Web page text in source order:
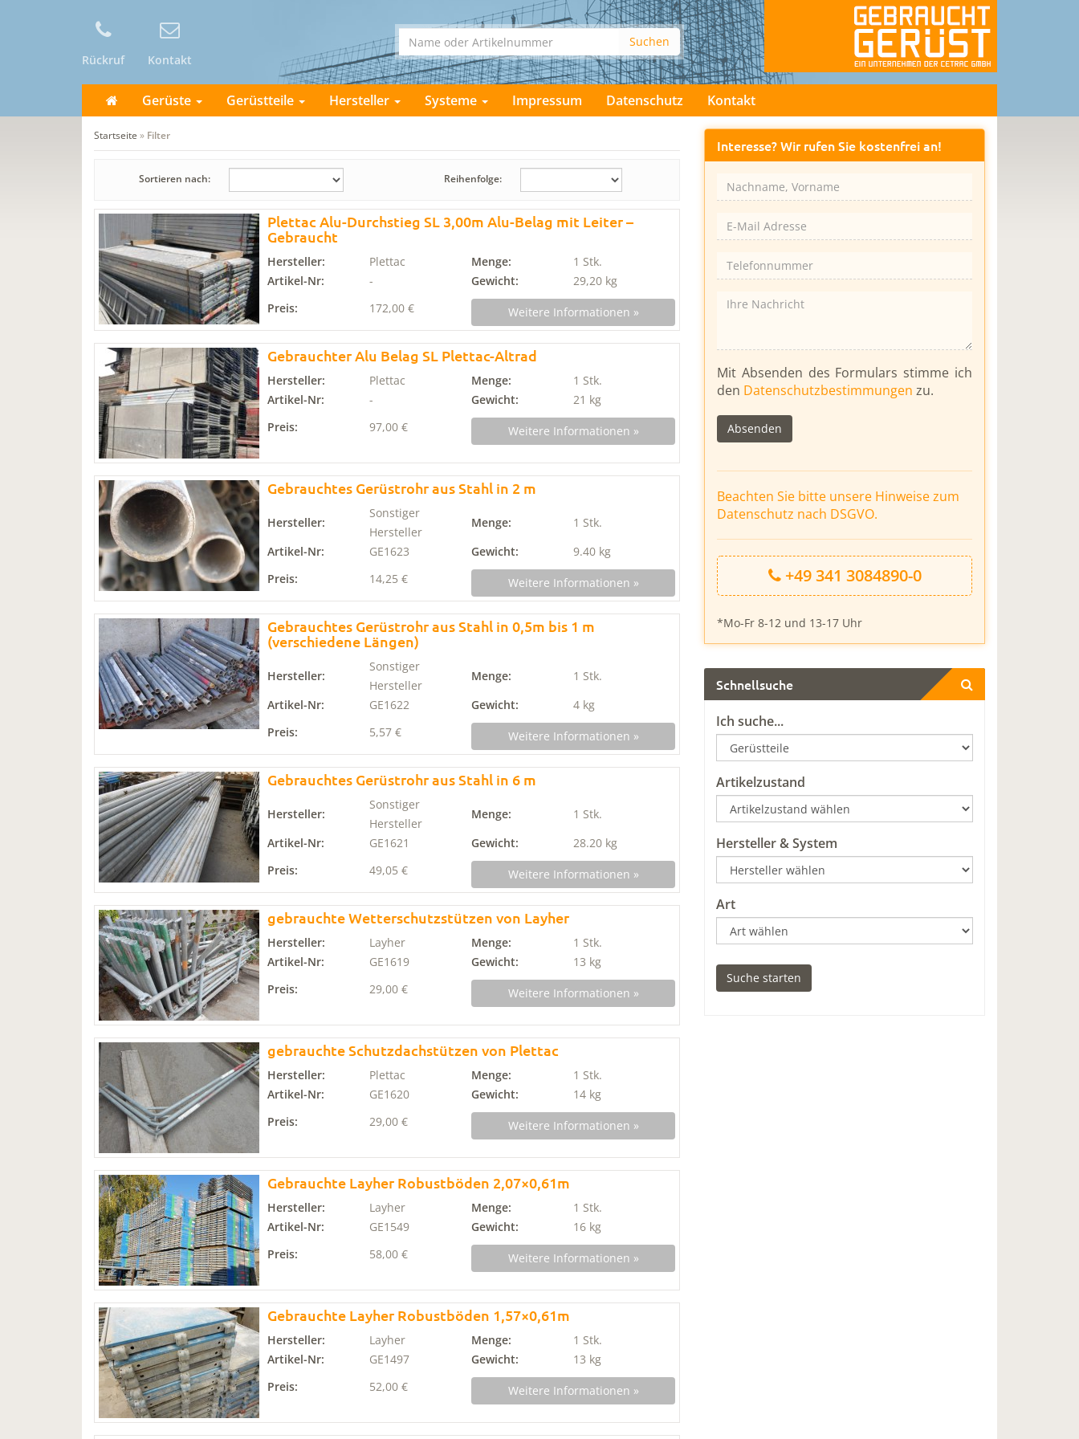
Rückruf Kontakt
Gerüste Gerüstteile Hersteller Systeme Impressum Datenschutz Kontakt
Startseite » Filter
Sortieren nach: Reihenfolge:
Plettac Alu-Durchstieg SL 3,00m Alu-Belag mit Leiter –
Gebraucht
Hersteller: Plettac Menge:
1 Stk.
Artikel-Nr:
- Gewicht:
29,20 kg
Preis:
172,00 € Weitere Informationen »
Gebrauchter Alu Belag SL Plettac-Altrad
Hersteller: Plettac Menge:
1 Stk.
Artikel-Nr:
- Gewicht:
21 kg
Preis:
97,00 € Weitere Informationen »
Gebrauchtes Gerüstrohr aus Stahl in 2 m
Hersteller:
Sonstiger
Hersteller
Menge:
1 Stk.
Artikel-Nr:
GE1623 Gewicht:
9.40 kg
Preis:
14,25 € Weitere Informationen »
Gebrauchtes Gerüstrohr aus Stahl in 0,5m bis 1 m
(verschiedene Längen)
Hersteller:
Sonstiger
Hersteller
Menge:
1 Stk.
Artikel-Nr:
GE1622 Gewicht:
4 kg
Preis:
5,57 € Weitere Informationen »
Gebrauchtes Gerüstrohr aus Stahl in 6 m
Hersteller:
Sonstiger
Hersteller
Menge:
1 Stk.
Artikel-Nr:
GE1621 Gewicht:
28.20 kg
Preis:
49,05 € Weitere Informationen »
gebrauchte Wetterschutzstützen von Layher
Hersteller: Layher Menge:
1 Stk.
Artikel-Nr:
GE1619 Gewicht:
13 kg
Preis:
29,00 € Weitere Informationen »
gebrauchte Schutzdachstützen von Plettac
Hersteller: Plettac Menge:
1 Stk.
Artikel-Nr:
GE1620 Gewicht:
14 kg
Preis:
29,00 € Weitere Informationen »
Gebrauchte Layher Robustböden 2,07×0,61m
Hersteller: Layher Menge:
1 Stk.
Artikel-Nr:
GE1549 Gewicht:
16 kg
Preis:
58,00 € Weitere Informationen »
Gebrauchte Layher Robustböden 1,57×0,61m
Hersteller: Layher Menge:
1 Stk.
Artikel-Nr:
GE1497 Gewicht:
13 kg
Preis:
52,00 € Weitere Informationen »
Interesse? Wir rufen Sie kostenfrei an!
Bitte
lasse
Feld
leer.
Mit Absenden des Formulars stimme ich
den Datenschutzbestimmungen zu.
Beachten Sie bitte unsere Hinweise zum
Datenschutz nach DSGVO.
+49 341 3084890-0
*Mo-Fr 8-12 und 13-17 Uhr
Schnellsuche
Ich suche...
Artikelzustand
Hersteller & System
Art